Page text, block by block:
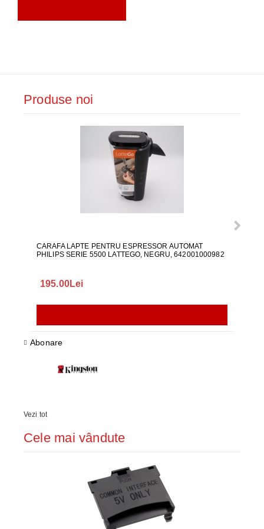
Produse noi
CARAFA LAPTE PENTRU ESPRESSOR AUTOMAT
PHILIPS SERIE 5500 LATTEGO, NEGRU, 642001000982
195.00Lei
Abonare
Vezi tot
Cele mai vândute